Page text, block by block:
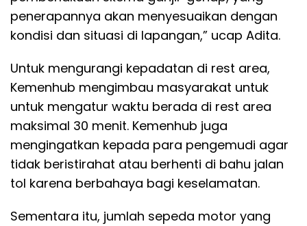
penerapannya akan menyesuaikan dengan
kondisi dan situasi di lapangan,” ucap Adita.
Untuk mengurangi kepadatan di rest area,
Kemenhub mengimbau masyarakat untuk
untuk mengatur waktu berada di rest area
maksimal 30 menit. Kemenhub juga
mengingatkan kepada para pengemudi agar
tidak beristirahat atau berhenti di bahu jalan
tol karena berbahaya bagi keselamatan.
Sementara itu, jumlah sepeda motor yang